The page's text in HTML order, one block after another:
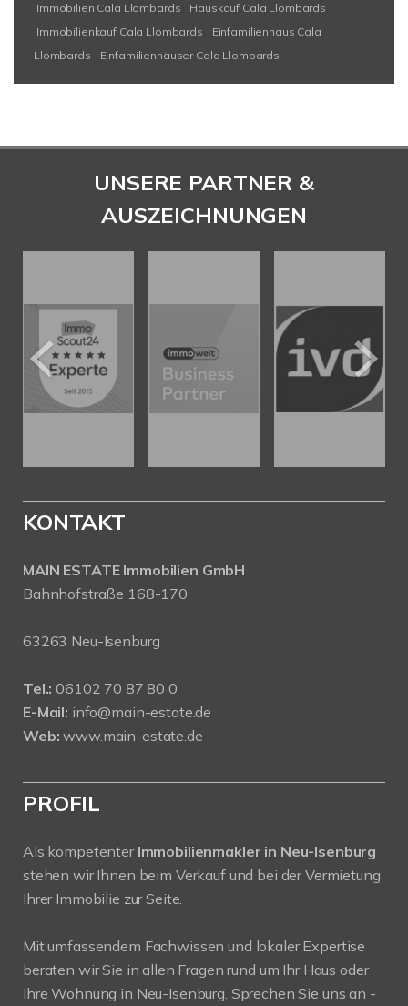
Immobilien Cala Llombards
Hauskauf Cala Llombards
Immobilienkauf Cala Llombards
Einfamilienhaus Cala
Llombards
Einfamilienhäuser Cala Llombards
UNSERE PARTNER &
AUSZEICHNUNGEN
KONTAKT
MAIN ESTATE Immobilien GmbH
Bahnhofstraße 168-170
63263 Neu-Isenburg
Tel.: 06102 70 87 80 0
E-Mail: info@main-estate.de
Web: www.main-estate.de
PROFIL
Als kompetenter Immobilienmakler in Neu-Isenburg
stehen wir Ihnen beim Verkauf und bei der Vermietung
Ihrer Immobilie zur Seite.
Mit umfassendem Fachwissen und lokaler Expertise
beraten wir Sie in allen Fragen rund um Ihr Haus oder
Ihre Wohnung in Neu-Isenburg. Sprechen Sie uns an -